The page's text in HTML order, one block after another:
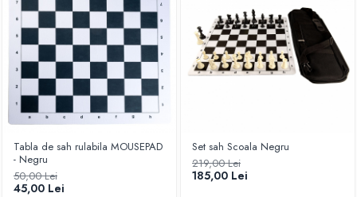
Tabla de sah rulabila MOUSEPAD
- Negru
50,00 Lei
45,00 Lei
Set sah Scoala Negru
219,00 Lei
185,00 Lei